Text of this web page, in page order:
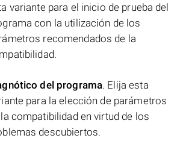
variante para el inicio de prueba del
con la utilización de los
recomendados de la
del programa. Elija esta
para la elección de parámetros
compatibilidad en virtud de los
descubiertos.